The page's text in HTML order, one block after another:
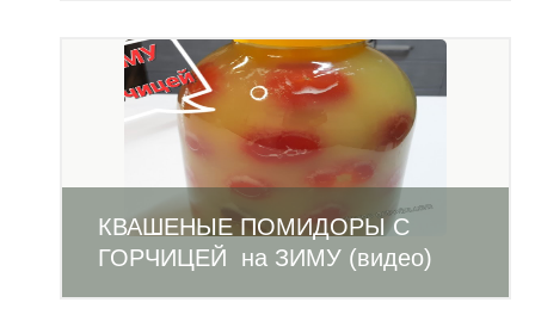
КВАШЕНЫЕ ПОМИДОРЫ С
ГОРЧИЦЕЙ на ЗИМУ (видео)